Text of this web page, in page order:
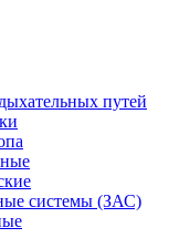
путей
системы (ЗАС)